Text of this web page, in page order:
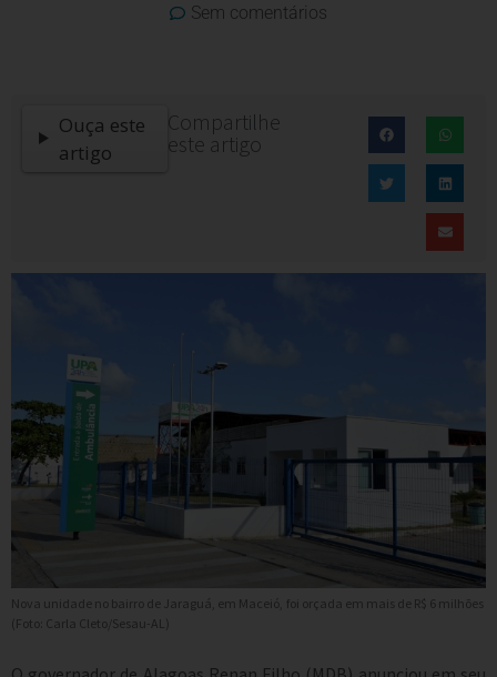
Sem comentários
Ouça este
artigo
Compartilhe
este artigo
Nova unidade no bairro de Jaraguá, em Maceió, foi orçada em mais de R$ 6 milhões
(Foto: Carla Cleto/Sesau-AL)